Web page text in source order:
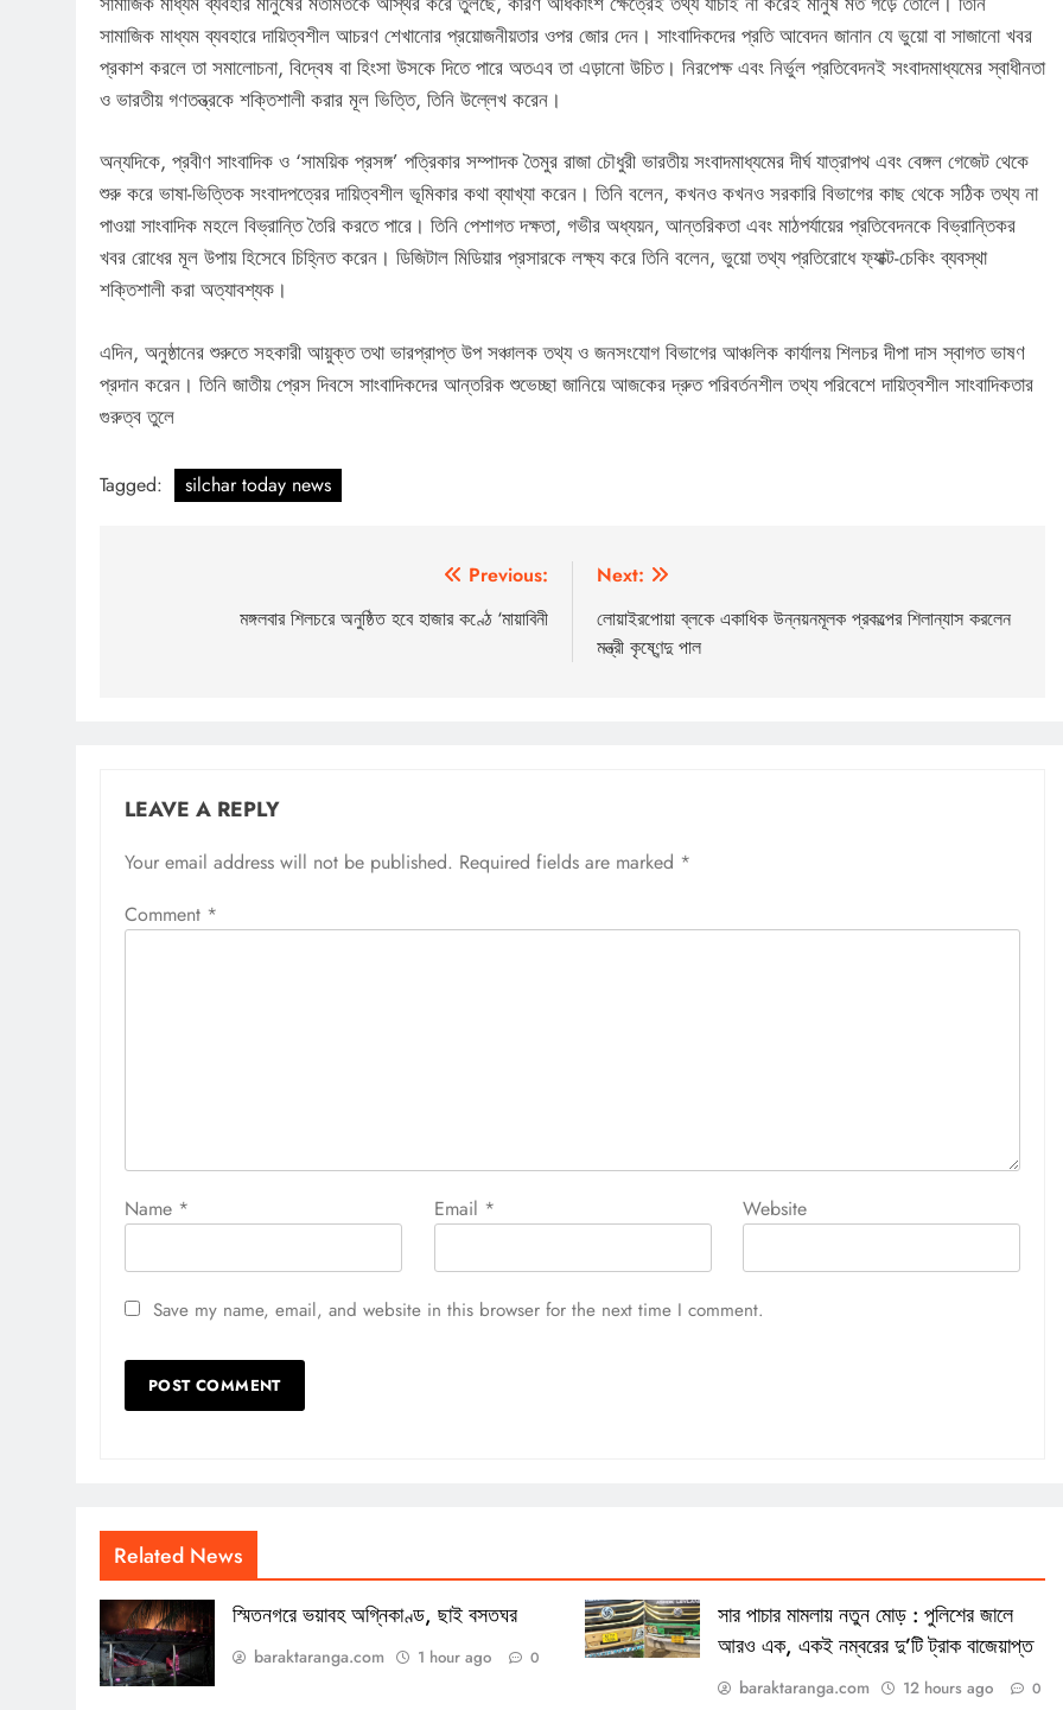
সামাজিক মাধ্যম ব্যবহারে দায়িত্বশীল আচরণ শেখানোর প্রয়োজনীয়তার ওপর জোর দেন। সাংবাদিকদের প্রতি আবেদন জানান যে ভুয়ো বা সাজানো খবর
প্রকাশ করলে তা সমালোচনা, বিদ্বেষ বা হিংসা উসকে দিতে পারে অতএব তা এড়ানো উচিত। নিরপেক্ষ এবং নির্ভুল প্রতিবেদনই সংবাদমাধ্যমের স্বাধীনতা
ও ভারতীয় গণতন্ত্রকে শক্তিশালী করার মূল ভিত্তি, তিনি উল্লেখ করেন।
অন্যদিকে, প্রবীণ সাংবাদিক ও ‘সাময়িক প্রসঙ্গ’ পত্রিকার সম্পাদক তৈমুর রাজা চৌধুরী ভারতীয় সংবাদমাধ্যমের দীর্ঘ যাত্রাপথ এবং বেঙ্গল গেজেট থেকে
শুরু করে ভাষা-ভিত্তিক সংবাদপত্রের দায়িত্বশীল ভূমিকার কথা ব্যাখ্যা করেন। তিনি বলেন, কখনও কখনও সরকারি বিভাগের কাছ থেকে সঠিক তথ্য না
পাওয়া সাংবাদিক মহলে বিভ্রান্তি তৈরি করতে পারে। তিনি পেশাগত দক্ষতা, গভীর অধ্যয়ন, আন্তরিকতা এবং মাঠপর্যায়ের প্রতিবেদনকে বিভ্রান্তিকর
খবর রোধের মূল উপায় হিসেবে চিহ্নিত করেন। ডিজিটাল মিডিয়ার প্রসারকে লক্ষ্য করে তিনি বলেন, ভুয়ো তথ্য প্রতিরোধে ফ্যাক্ট-চেকিং ব্যবস্থা
শক্তিশালী করা অত্যাবশ্যক।
এদিন, অনুষ্ঠানের শুরুতে সহকারী আয়ুক্ত তথা ভারপ্রাপ্ত উপ সঞ্চালক তথ্য ও জনসংযোগ বিভাগের আঞ্চলিক কার্যালয় শিলচর দীপা দাস স্বাগত ভাষণ
প্রদান করেন। তিনি জাতীয় প্রেস দিবসে সাংবাদিকদের আন্তরিক শুভেচ্ছা জানিয়ে আজকের দ্রুত পরিবর্তনশীল তথ্য পরিবেশে দায়িত্বশীল সাংবাদিকতার
গুরুত্ব তুলে
Tagged: silchar today news
navigation
Previous:
মঙ্গলবার শিলচরে অনুষ্ঠিত হবে হাজার কণ্ঠে ‘মায়াবিনী
Next:
লোয়াইরপোয়া ব্লকে একাধিক উন্নয়নমূলক প্রকল্পের শিলান্যাস করলেন
মন্ত্রী কৃষ্ণেন্দু পাল
LEAVE A REPLY
Your email address will not be published. Required fields are marked *
Comment *
Name * Email * Website
Save my name, email, and website in this browser for the next time I comment.
Related News
স্মিতনগরে ভয়াবহ অগ্নিকাণ্ড, ছাই বসতঘর
baraktaranga.com 1 hour ago 0
সার পাচার মামলায় নতুন মোড় : পুলিশের জালে
আরও এক, একই নম্বরের দু’টি ট্রাক বাজেয়াপ্ত
baraktaranga.com 12 hours ago 0